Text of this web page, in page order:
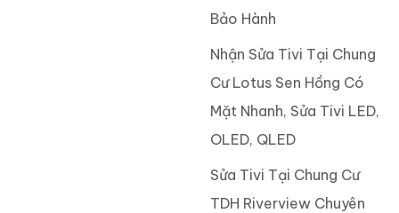
Bảo Hành
Nhận Sửa Tivi Tại Chung
Cư Lotus Sen Hồng Có
Mặt Nhanh, Sửa Tivi LED,
OLED, QLED
Sửa Tivi Tại Chung Cư
TDH Riverview Chuyên